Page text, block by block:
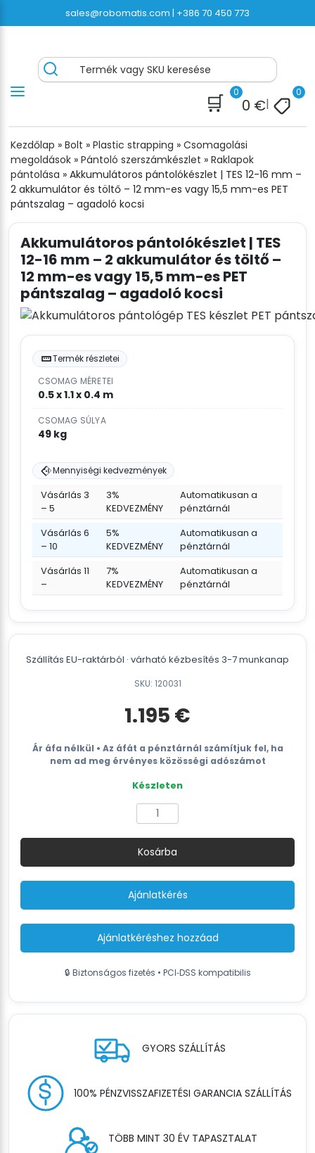
a
sales@robomatis.com | +386 70 450 773
pantolas.hu® – Kiváló minőségű
csomagolóeszközök gyors kiszállítása
Battery Strapping Tools and Packing Machines
Delivered Fast and Free
Termék vagy SKU keresése
🛒 0
0 €|
0
Kezdőlap » Bolt » Plastic strapping » Csomagolási
megoldások » Pántoló szerszámkészlet » Raklapok
pántolása » Akkumulátoros pántolókészlet | TES 12-16 mm –
2 akkumulátor és töltő – 12 mm-es vagy 15,5 mm-es PET
pántszalag – agadoló kocsi
Akkumulátoros pántolókészlet | TES
12-16 mm – 2 akkumulátor és töltő –
12 mm-es vagy 15,5 mm-es PET
pántszalag – agadoló kocsi
Termék részletei
CSOMAG MÉRETEI
0.5 x 1.1 x 0.4 m
CSOMAG SÚLYA
49 kg
Mennyiségi kedvezmények
Vásárlás 3
– 5
3%
KEDVEZMÉNY
Automatikusan a
pénztárnál
Vásárlás 6
– 10
5%
KEDVEZMÉNY
Automatikusan a
pénztárnál
Vásárlás 11
–
7%
KEDVEZMÉNY
Automatikusan a
pénztárnál
Szállítás EU-raktárból · várható kézbesítés 3-7 munkanap
SKU: 120031
1.195 €
Ár áfa nélkül • Az áfát a pénztárnál számítjuk fel, ha
nem ad meg érvényes közösségi adószámot
Készleten
Akkumulátoros
pántolókészlet
|
TES
12-
16
mm
-
2
akkumulátor
töltő
12
mm-
vagy
es
-
Kosárba
Ajánlatkérés
Ajánlatkéréshez hozzáad
🔒 Biztonságos fizetés • PCI‑DSS kompatibilis
GYORS SZÁLLÍTÁS
100% PÉNZVISSZAFIZETÉSI GARANCIA SZÁLLÍTÁS
TÖBB MINT 30 ÉV TAPASZTALAT